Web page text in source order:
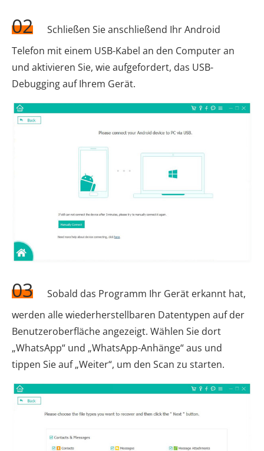
02
Schließen Sie anschließend Ihr Android
Telefon mit einem USB-Kabel an den Computer an
und aktivieren Sie, wie aufgefordert, das USB-
Debugging auf Ihrem Gerät.
03
Sobald das Programm Ihr Gerät erkannt hat,
werden alle wiederherstellbaren Datentypen auf der
Benutzeroberfläche angezeigt. Wählen Sie dort
„WhatsApp“ und „WhatsApp-Anhänge“ aus und
tippen Sie auf „Weiter“, um den Scan zu starten.